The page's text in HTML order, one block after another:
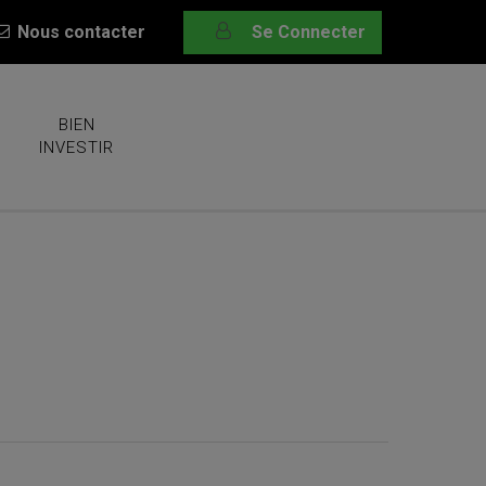
Nous contacter Se Connecter
BIEN
INVESTIR